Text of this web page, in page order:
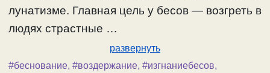
лунатизме. Главная цель у бесов — возгреть в
людях страстные …
развернуть
#беснование, #воздержание, #изгнаниебесов,